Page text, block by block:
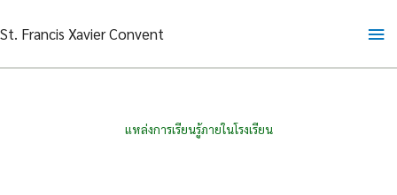
to
St. Francis Xavier Convent
แหล่งการเรียนรู้ภายในโรงเรียน